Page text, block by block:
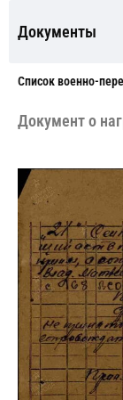
Документы
Cписок военно-
Документ о